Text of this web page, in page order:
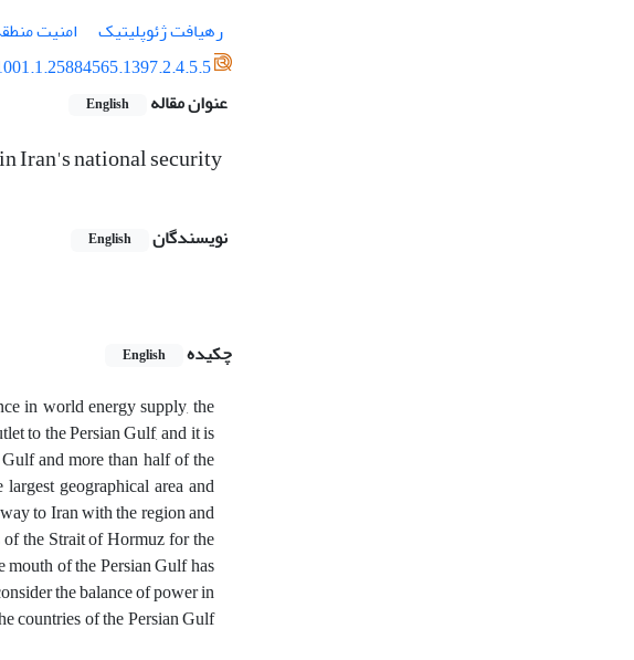
رهیافت ژئوپلیتیک
امنیت
عنوان مقاله
English
Iran's national security
نویسندگان English
چکیده
English
in world energy supply, the
to the Persian Gulf, and it is
and more than half of the
geographical area and
to Iran with the region and
the Strait of Hormuz for the
of the Persian Gulf has
the balance of power in
countries of the Persian Gulf